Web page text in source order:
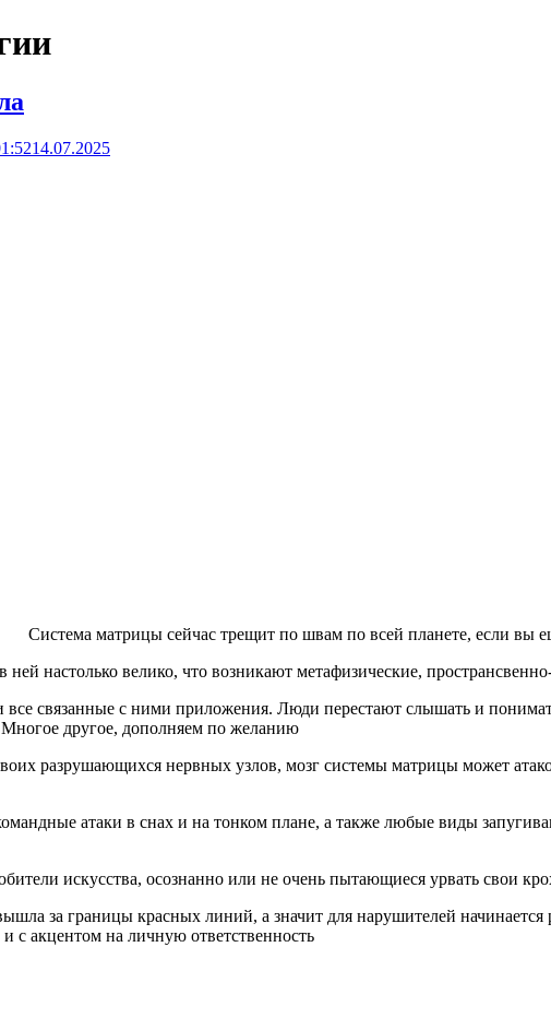
14.07.2025
Система матрицы сейчас трещит по швам по всей планете, если вы
настолько велико, что возникают метафизические,
связанные с ними приложения. Люди перестают слышать и
другое, дополняем по желанию
разрушающихся нервных узлов, мозг системы матрицы может
атаки в снах и на тонком плане, а также любые виды
искусства, осознанно или не очень пытающиеся урвать свои
за границы красных линий, а значит для нарушителей начинается
с акцентом на личную ответственность